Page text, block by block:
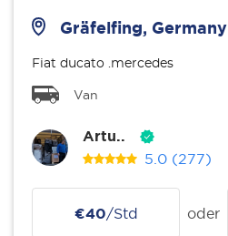
Gräfelfing, Germany
Fiat ducato .mercedes
Van
Artu..
5.0 (277)
€40/Std oder